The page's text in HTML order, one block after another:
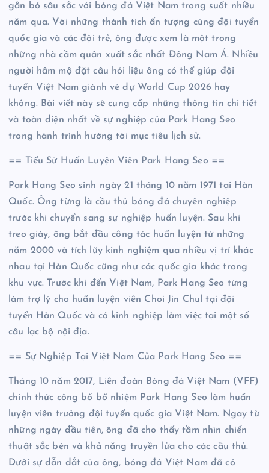
gắn bó sâu sắc với bóng đá Việt Nam trong suốt nhiều
năm qua. Với những thành tích ấn tượng cùng đội tuyển
quốc gia và các đội trẻ, ông được xem là một trong
những nhà cầm quân xuất sắc nhất Đông Nam Á. Nhiều
người hâm mộ đặt câu hỏi liệu ông có thể giúp đội
tuyển Việt Nam giành vé dự World Cup 2026 hay
không. Bài viết này sẽ cung cấp những thông tin chi tiết
và toàn diện nhất về sự nghiệp của Park Hang Seo
trong hành trình hướng tới mục tiêu lịch sử.
== Tiểu Sử Huấn Luyện Viên Park Hang Seo ==
Park Hang Seo sinh ngày 21 tháng 10 năm 1971 tại Hàn
Quốc. Ông từng là cầu thủ bóng đá chuyên nghiệp
trước khi chuyển sang sự nghiệp huấn luyện. Sau khi
treo giày, ông bắt đầu công tác huấn luyện từ những
năm 2000 và tích lũy kinh nghiệm qua nhiều vị trí khác
nhau tại Hàn Quốc cũng như các quốc gia khác trong
khu vực. Trước khi đến Việt Nam, Park Hang Seo từng
làm trợ lý cho huấn luyện viên Choi Jin Chul tại đội
tuyển Hàn Quốc và có kinh nghiệp làm việc tại một số
câu lạc bộ nội địa.
== Sự Nghiệp Tại Việt Nam Của Park Hang Seo ==
Tháng 10 năm 2017, Liên đoàn Bóng đá Việt Nam (VFF)
chính thức công bố bổ nhiệm Park Hang Seo làm huấn
luyện viên trưởng đội tuyển quốc gia Việt Nam. Ngay từ
những ngày đầu tiên, ông đã cho thấy tầm nhìn chiến
thuật sắc bén và khả năng truyền lửa cho các cầu thủ.
Dưới sự dẫn dắt của ông, bóng đá Việt Nam đã có